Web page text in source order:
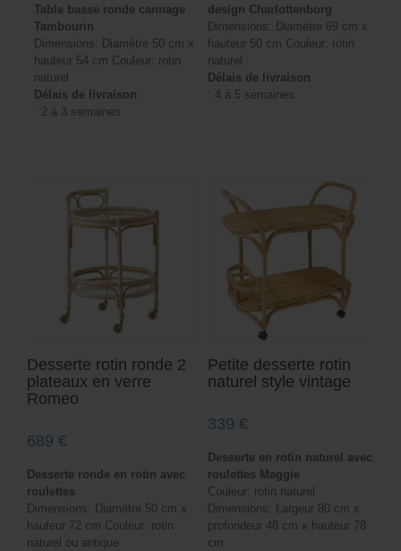
Table basse ronde cannage
Tambourin
Dimensions: Diamètre 50 cm x
hauteur 54 cm Couleur: rotin
naturel
Délais de livraison
: 2 à 3 semaines
design Charlottenborg
Dimensions: Diamètre 69 cm x
hauteur 50 cm Couleur: rotin
naturel
Délais de livraison
: 4 à 5 semaines
Desserte rotin ronde 2
plateaux en verre
Romeo
689 €
Desserte ronde en rotin avec
roulettes
Dimensions: Diamètre 50 cm x
hauteur 72 cm Couleur: rotin
naturel ou antique
Petite desserte rotin
naturel style vintage
339 €
Desserte en rotin naturel avec
roulettes Maggie
Couleur: rotin naturel
Dimensions: Largeur 80 cm x
profondeur 48 cm x hauteur 78
cm